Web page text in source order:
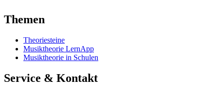
Themen
Theoriesteine
Musiktheorie LernApp
Musiktheorie in Schulen
Service & Kontakt